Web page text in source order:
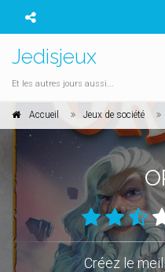
Jedisjeux
Et les autres jours aussi...
Accueil Jeux de société
Créez le